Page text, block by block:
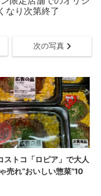
なり次第終了
次の写真